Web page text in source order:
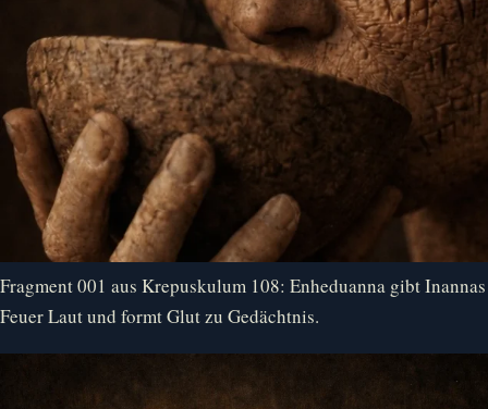
Fragment 001 aus Krepuskulum 108: Enheduanna gibt Inannas
Feuer Laut und formt Glut zu Gedächtnis.